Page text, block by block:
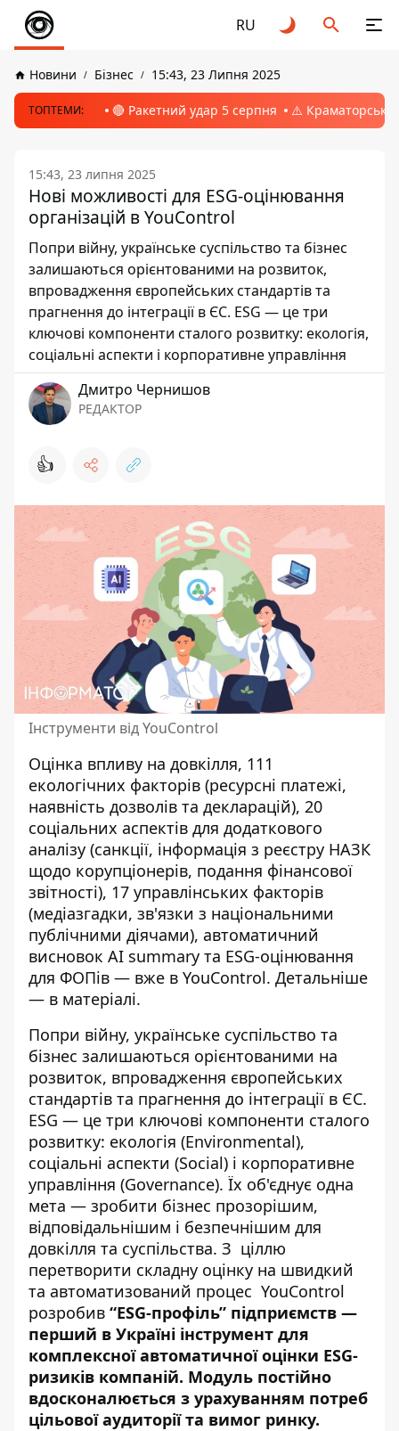
RU
Новини Бізнес 15:43, 23 Липня 2025
ТОПТЕМИ: 🔴 Ракетний удар 5 серпня ⚠️ Краматорськ,
15:43, 23 липня 2025
Нові можливості для ESG-оцінювання
організацій в YouControl
Попри війну, українське суспільство та бізнес
залишаються орієнтованими на розвиток,
впровадження європейських стандартів та
прагнення до інтеграції в ЄС. ESG — це три
ключові компоненти сталого розвитку: екологія,
соціальні аспекти і корпоративне управління
Дмитро Чернишов
РЕДАКТОР
👍
Інструменти від YouControl
Оцінка впливу на довкілля, 111
екологічних факторів (ресурсні платежі,
наявність дозволів та декларацій), 20
соціальних аспектів для додаткового
аналізу (санкції, інформація з реєстру НАЗК
щодо корупціонерів, подання фінансової
звітності), 17 управлінських факторів
(медіазгадки, зв'язки з національними
публічними діячами), автоматичний
висновок AI summary та ESG-оцінювання
для ФОПів — вже в YouControl. Детальніше
— в матеріалі.
Попри війну, українське суспільство та
бізнес залишаються орієнтованими на
розвиток, впровадження європейських
стандартів та прагнення до інтеграції в ЄС.
ESG — це три ключові компоненти сталого
розвитку: екологія (Environmental),
соціальні аспекти (Social) і корпоративне
управління (Governance). Їх об'єднує одна
мета — зробити бізнес прозорішим,
відповідальнішим і безпечнішим для
довкілля та суспільства. З ціллю
перетворити складну оцінку на швидкий
та автоматизований процес YouControl
розробив “ESG-профіль” підприємств —
перший в Україні інструмент для
комплексної автоматичної оцінки ESG-
ризиків компаній. Модуль постійно
вдосконалюється з урахуванням потреб
цільової аудиторії та вимог ринку.